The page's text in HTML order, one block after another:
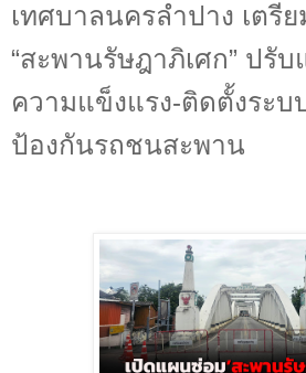
เทศบาลนครลำปาง เตรี
“สะพานรัษฎาภิเศก” ปรั
ความแข็งแรง-ติดตั้งระบ
ป้องกันรถชนสะพาน